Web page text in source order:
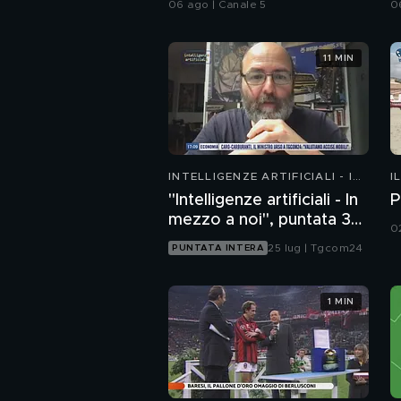
06 ago | Canale 5
INTELLIGENZE ARTIFICIALI - IN
"Intelligenze artificiali - In
mezzo a noi", puntata 35:
il progetto Glasswing
PUNTATA INTERA 25 lug | Tgcom24
11 MIN
1 MIN